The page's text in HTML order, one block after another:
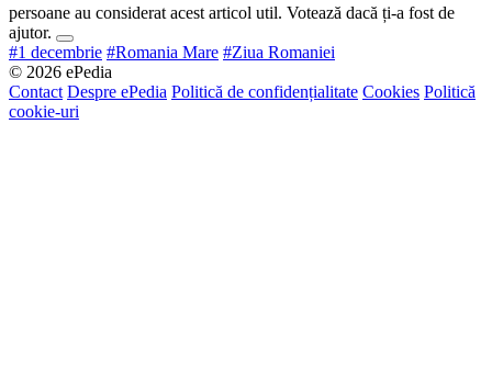
persoane au considerat acest articol util. Votează dacă ți-a fost de
ajutor.
#1 decembrie #Romania Mare #Ziua Romaniei
© 2026 ePedia
Contact Despre ePedia Politică de confidențialitate Cookies Politică
cookie-uri